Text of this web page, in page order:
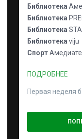
Библиотека
Библиотека
Библиотека
Библиотека viju
Спорт
ПОДРОБНЕЕ
Первая неделя